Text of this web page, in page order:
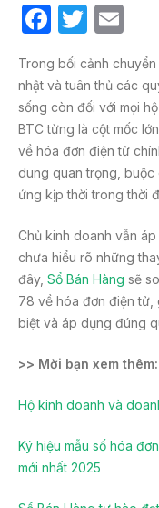
F
c
e
b
o
o
k
T
itt
er
m
ail
Trong bối cảnh
nhật và tuân thủ các
sống còn đối với mọi
BTC từng là cột mốc
về hóa đơn điện tử
dung quan trọng, buộc
ứng kịp thời trong thời
Chủ kinh doanh vẫn
chưa hiểu rõ những
đây, Sổ Bán Hàng sẽ
78 về hóa đơn điện tử,
biệt và áp dụng đúng
>> Mời bạn xem thêm:
Hộ kinh doanh và
Ký hiệu mẫu số hóa
mới nhất 2025